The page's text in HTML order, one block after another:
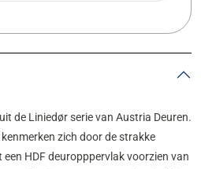
de Liniedør serie van Austria Deuren.
zich door de strakke
HDF deuropppervlak voorzien van